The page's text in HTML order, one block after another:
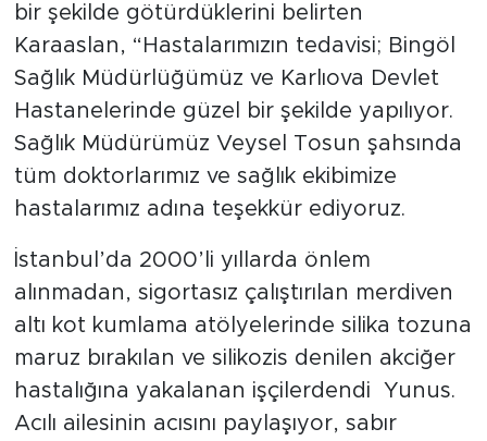
bir şekilde götürdüklerini belirten
Karaaslan, “Hastalarımızın tedavisi; Bingöl
Sağlık Müdürlüğümüz ve Karlıova Devlet
Hastanelerinde güzel bir şekilde yapılıyor.
Sağlık Müdürümüz Veysel Tosun şahsında
tüm doktorlarımız ve sağlık ekibimize
hastalarımız adına teşekkür ediyoruz.
İstanbul’da 2000’li yıllarda önlem
alınmadan, sigortasız çalıştırılan merdiven
altı kot kumlama atölyelerinde silika tozuna
maruz bırakılan ve silikozis denilen akciğer
hastalığına yakalanan işçilerdendi Yunus.
Acılı ailesinin acısını paylaşıyor, sabır